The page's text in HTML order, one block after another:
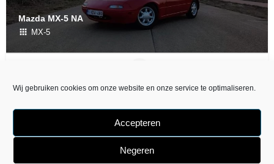
Wij gebruiken cookies om onze website en onze service te optimaliseren.
Accepteren
Negeren
Mazda MX-5 NA
MX-5